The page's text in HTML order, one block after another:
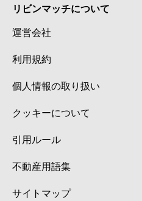
リビンマッチについて
運営会社
利用規約
個人情報の取り扱い
クッキーについて
引用ルール
不動産用語集
サイトマップ